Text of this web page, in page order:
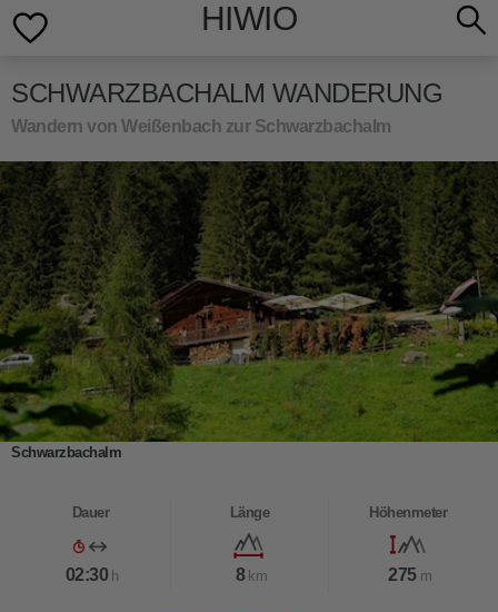
HIWIO
SCHWARZBACHALM WANDERUNG
Wandern von Weißenbach zur Schwarzbachalm
Schwarzbachalm
Dauer
02:30 h
Länge
8 km
Höhenmeter
275 m